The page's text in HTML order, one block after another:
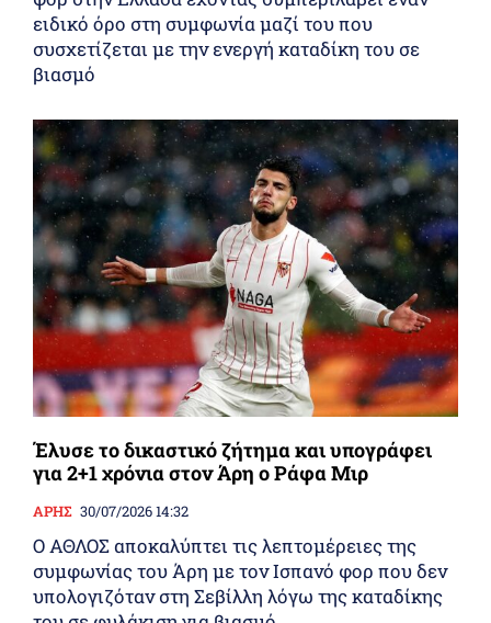
ειδικό όρο στη συμφωνία μαζί του που
συσχετίζεται με την ενεργή καταδίκη του σε
βιασμό
Έλυσε το δικαστικό ζήτημα και υπογράφει
για 2+1 χρόνια στον Άρη ο Ράφα Μιρ
ΑΡΗΣ 30/07/2026 14:32
Ο ΑΘΛΟΣ αποκαλύπτει τις λεπτομέρειες της
συμφωνίας του Άρη με τον Ισπανό φορ που δεν
υπολογιζόταν στη Σεβίλλη λόγω της καταδίκης